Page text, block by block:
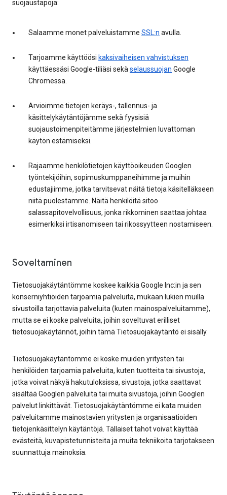
suojaustapoja:
Salaamme monet palveluistamme SSL:n avulla.
Tarjoamme käyttöösi kaksivaiheisen vahvistuksen
käyttäessäsi Google-tiliäsi sekäselaussuojan Google
Chromessa.
Arvioimme tietojen keräys-, tallennus- ja
käsittelykäytäntöjämme sekä fyysisiä
suojaustoimenpiteitämme järjestelmien luvattoman
käytön estämiseksi.
Rajaamme henkilötietojen käyttöoikeuden Googlen
työntekijöihin, sopimuskumppaneihimme ja muihin
edustajiimme, jotka tarvitsevat näitä tietoja käsitelläkseen
niitä puolestamme. Näitä henkilöitä sitoo
salassapitovelvollisuus, jonka rikkominen saattaa johtaa
esimerkiksi irtisanomiseen tai rikossyytteen nostamiseen.
Soveltaminen
Tietosuojakäytäntömme koskee kaikkia Google Inc:in ja sen
konserniyhtiöiden tarjoamia palveluita, mukaan lukien muilla
sivustoilla tarjottavia palveluita (kuten mainospalveluitamme),
mutta se ei koske palveluita, joihin soveltuvat erilliset
tietosuojakäytännöt, joihin tämä Tietosuojakäytäntö ei sisälly.
Tietosuojakäytäntömme ei koske muiden yritysten tai
henkilöiden tarjoamia palveluita, kuten tuotteita tai sivustoja,
jotka voivat näkyä hakutuloksissa, sivustoja, jotka saattavat
sisältää Googlen palveluita tai muita sivustoja, joihin Googlen
palvelut linkittävät. Tietosuojakäytäntömme ei kata muiden
palveluitamme mainostavien yritysten ja organisaatioiden
tietojenkäsittelyn käytäntöjä. Tällaiset tahot voivat käyttää
evästeitä, kuvapistetunnisteita ja muita tekniikoita tarjotakseen
suunnattuja mainoksia.